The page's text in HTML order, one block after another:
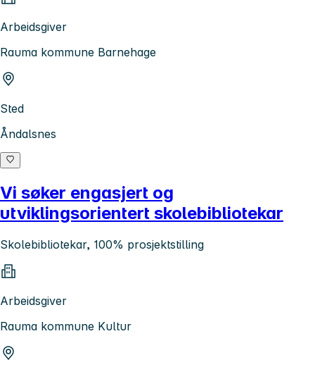
Arbeidsgiver
Rauma kommune Barnehage
Sted
Åndalsnes
Vi søker engasjert og
utviklingsorientert skolebibliotekar
Skolebibliotekar, 100% prosjektstilling
Arbeidsgiver
Rauma kommune Kultur